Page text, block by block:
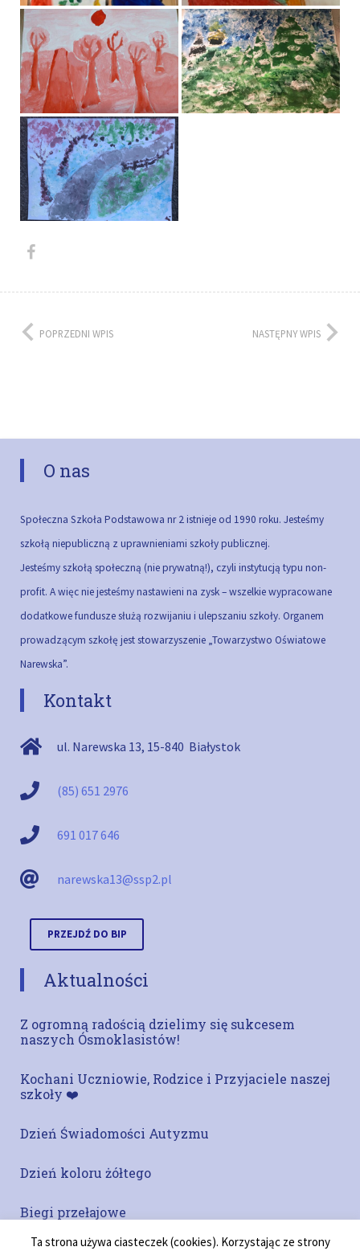
POPRZEDNI WPIS NASTĘPNY WPIS
O nas
Społeczna Szkoła Podstawowa nr 2 istnieje od 1990 roku. Jesteśmy
szkołą niepubliczną z uprawnieniami szkoły publicznej.
Jesteśmy szkołą społeczną (nie prywatną!), czyli instytucją typu non-
profit. A więc nie jesteśmy nastawieni na zysk – wszelkie wypracowane
dodatkowe fundusze służą rozwijaniu i ulepszaniu szkoły. Organem
prowadzącym szkołę jest stowarzyszenie „Towarzystwo Oświatowe
Narewska”.
Kontakt
ul. Narewska 13, 15-840 Białystok
(85) 651 2976
691 017 646
narewska13@ssp2.pl
PRZEJDŹ DO BIP
Aktualności
Z ogromną radością dzielimy się sukcesem
naszych Ósmoklasistów!
Kochani Uczniowie, Rodzice i Przyjaciele naszej
szkoły ❤️
Dzień Świadomości Autyzmu
Dzień koloru żółtego
Biegi przełajowe
Ta strona używa ciasteczek (cookies). Korzystając ze strony